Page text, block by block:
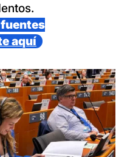
fuentes
aquí